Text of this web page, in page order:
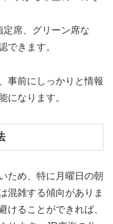
定席、グリーン席な
できます。
事前にしっかりと情報
になります。
ため、特に月曜日の朝
混雑する傾向がありま
けることができれば、